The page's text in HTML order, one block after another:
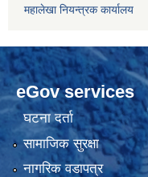
महालेखा नियन्त्रक कार्यालय
eGov services
घटना दर्ता
सामाजिक सुरक्षा
नागरिक वडापत्र